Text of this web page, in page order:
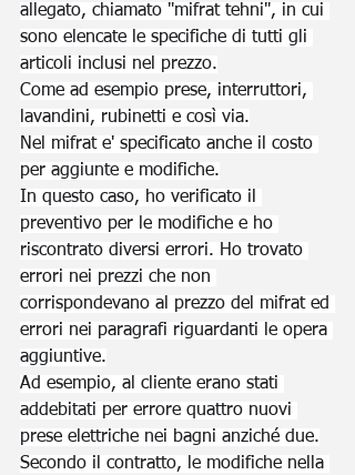
allegato, chiamato "mifrat tehni", in cui
sono elencate le specifiche di tutti gli
articoli inclusi nel prezzo.
Come ad esempio prese, interruttori,
lavandini, rubinetti e così via.
Nel mifrat e' specificato anche il costo
per aggiunte e modifiche.
In questo caso, ho verificato il
preventivo per le modifiche e ho
riscontrato diversi errori. Ho trovato
errori nei prezzi che non
corrispondevano al prezzo del mifrat ed
errori nei paragrafi riguardanti le opera
aggiuntive.
Ad esempio, al cliente erano stati
addebitati per errore quattro nuovi
prese elettriche nei bagni anziché due.
Secondo il contratto, le modifiche nella